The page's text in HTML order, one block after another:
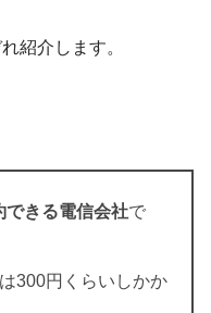
紹介します。
できる電信会社で
300円くらいしかか